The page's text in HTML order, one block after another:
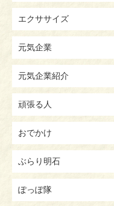
エクササイズ
元気企業
元気企業紹介
頑張る人
おでかけ
ぶらり明石
ぽっぽ隊